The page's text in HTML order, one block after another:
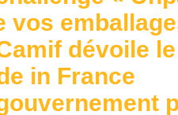
vos
dévoile
in France